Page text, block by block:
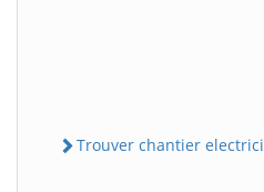
Trouver chantier